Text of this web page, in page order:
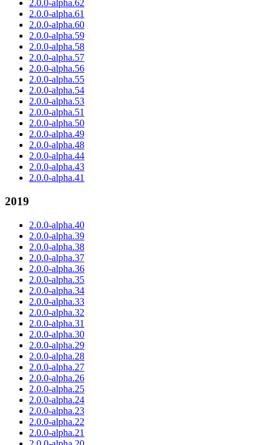
2.0.0-alpha.62
2.0.0-alpha.61
2.0.0-alpha.60
2.0.0-alpha.59
2.0.0-alpha.58
2.0.0-alpha.57
2.0.0-alpha.56
2.0.0-alpha.55
2.0.0-alpha.54
2.0.0-alpha.53
2.0.0-alpha.51
2.0.0-alpha.50
2.0.0-alpha.49
2.0.0-alpha.48
2.0.0-alpha.44
2.0.0-alpha.43
2.0.0-alpha.41
2019
2.0.0-alpha.40
2.0.0-alpha.39
2.0.0-alpha.38
2.0.0-alpha.37
2.0.0-alpha.36
2.0.0-alpha.35
2.0.0-alpha.34
2.0.0-alpha.33
2.0.0-alpha.32
2.0.0-alpha.31
2.0.0-alpha.30
2.0.0-alpha.29
2.0.0-alpha.28
2.0.0-alpha.27
2.0.0-alpha.26
2.0.0-alpha.25
2.0.0-alpha.24
2.0.0-alpha.23
2.0.0-alpha.22
2.0.0-alpha.21